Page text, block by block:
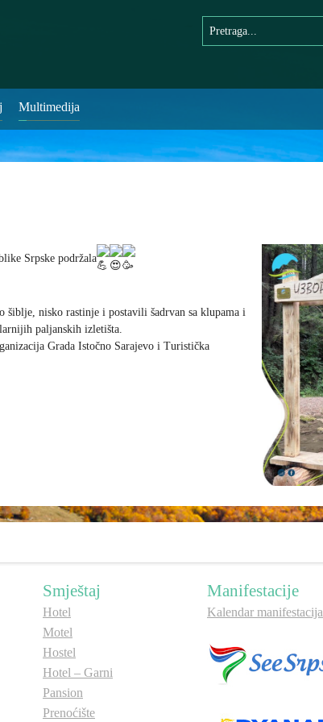
Multimedija
Srpske podržala
šiblje, nisko rastinje i postavili šadrvan sa klupama i
paljanskih izletišta.
Grada Istočno Sarajevo i Turistička
Smještaj
Hotel
Motel
Hostel
Hotel – Garni
Pansion
Prenoćište
Manifestacije
Kalendar manifestacija